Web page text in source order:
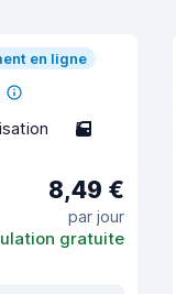
en ligne
5
8,49 €
par jour
gratuite